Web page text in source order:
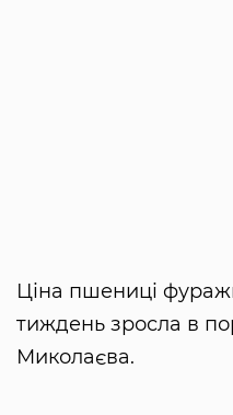
Ціна пшениці
тиждень зросла в
Миколаєва.